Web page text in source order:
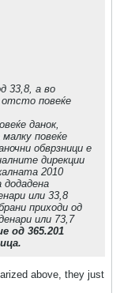
33,8, а во
отсто повеќе
данок,
повеќе
обврзници е
дирекции
2010
додадена
или 33,8
приходи од
или 73,7
од 365.201
above, they just